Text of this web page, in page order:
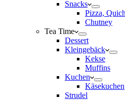
Snacks
Pizza,
Chutney
Tea Time
Dessert
Kleingebäck
Kekse
Muffins
Kuchen
Käsekuchen
Strudel